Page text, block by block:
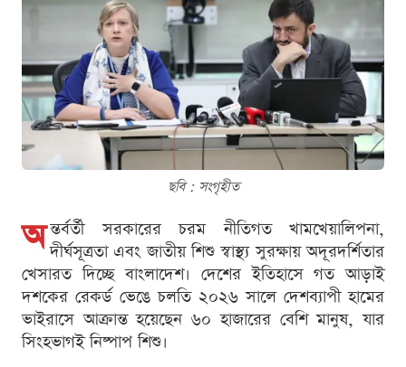
ছবি : সংগৃহীত
অ ন্তর্বর্তী সরকারের চরম নীতিগত খামখেয়ালিপনা,
দীর্ঘসূত্রতা এবং জাতীয় শিশু স্বাস্থ্য সুরক্ষায় অদূরদর্শিতার
খেসারত দিচ্ছে বাংলাদেশ। দেশের ইতিহাসে গত আড়াই
দশকের রেকর্ড ভেঙে চলতি ২০২৬ সালে দেশব্যাপী হামের
ভাইরাসে আক্রান্ত হয়েছেন ৬০ হাজারের বেশি মানুষ, যার
সিংহভাগই নিষ্পাপ শিশু।